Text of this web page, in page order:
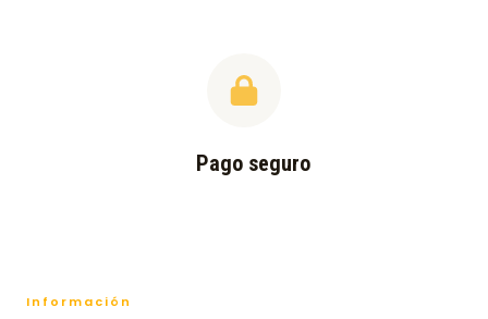
Pago seguro
Información